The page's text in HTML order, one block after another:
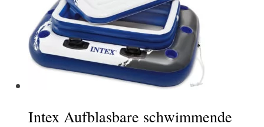
Intex Aufblasbare schwimmende